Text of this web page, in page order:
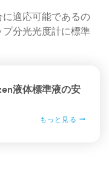
適応可能であるの
分光光度計に標準
液体標準液の安
もっと見る